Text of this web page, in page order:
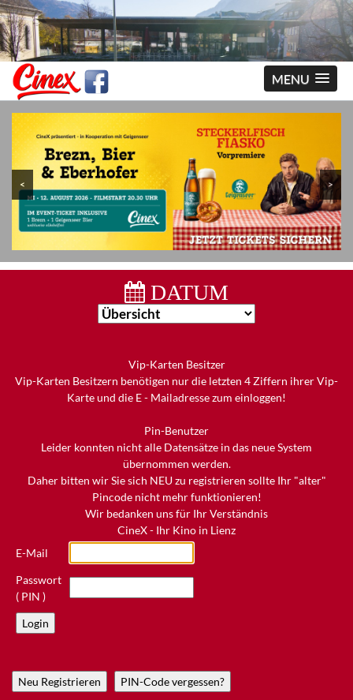
MENU
< >
DATUM
Vip-Karten Besitzer
Vip-Karten Besitzern benötigen nur die letzten 4 Ziffern ihrer Vip-
Karte und die E - Mailadresse zum einloggen!
Pin-Benutzer
Leider konnten nicht alle Datensätze in das neue System
übernommen werden.
Daher bitten wir Sie sich NEU zu registrieren sollte Ihr "alter"
Pincode nicht mehr funktionieren!
Wir bedanken uns für Ihr Verständnis
CineX - Ihr Kino in Lienz
E-Mail
Passwort
( PIN )